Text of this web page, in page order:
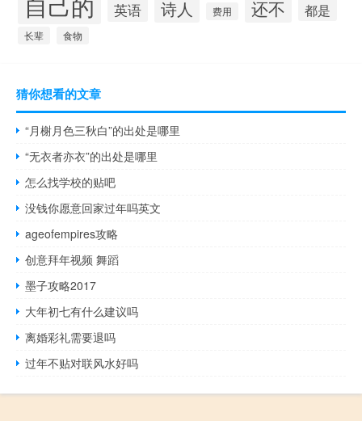
英语 诗人 费用 还不 都是
长辈 食物
猜你想看的文章
“月榭月色三秋白”的出处是哪里
“无衣者亦衣”的出处是哪里
怎么找学校的贴吧
没钱你愿意回家过年吗英文
ageofempires攻略
创意拜年视频 舞蹈
墨子攻略2017
大年初七有什么建议吗
离婚彩礼需要退吗
过年不贴对联风水好吗